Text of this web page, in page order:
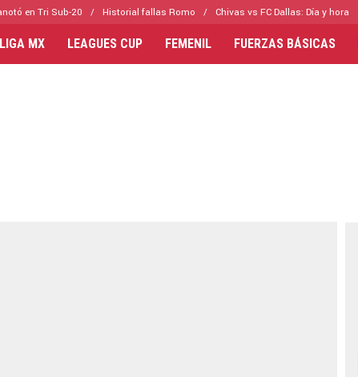
en Tri Sub-20 Historial fallas Romo Chivas vs FC Dallas: Día y hora
LIGA MX LEAGUES CUP FEMENIL FUERZAS BÁSICAS